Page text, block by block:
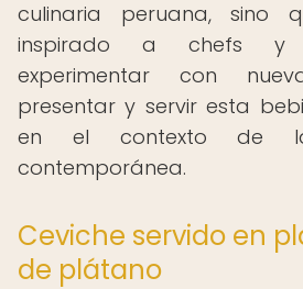
culinaria peruana, sino
inspirado a chefs y
experimentar con
presentar y servir esta
en el contexto de la
contemporánea.
Ceviche servido en
de plátano